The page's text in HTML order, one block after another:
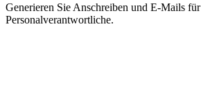
Generieren Sie Anschreiben und E-Mails für
Personalverantwortliche.